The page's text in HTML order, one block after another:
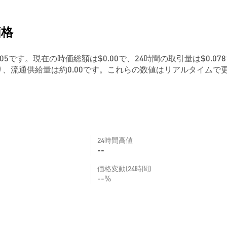
す。現在の時価総額は$0.00で、24時間の取引量は
流通供給量は約0.00です。これらの数値はリアルタイムで
24時間高値
--
価格変動(24時間)
--%